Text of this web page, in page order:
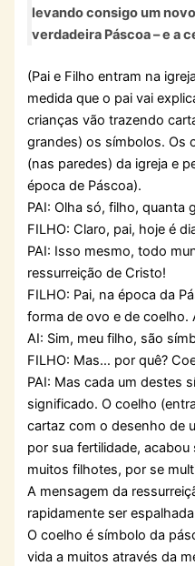
levando consigo um
verdadeira Páscoa – e a
(Pai e Filho entram na
medida que o pai vai
crianças vão trazendo
grandes) os símbolos. Os
(nas paredes) da igreja e
época de Páscoa).
PAI: Olha só, filho, quanta
FILHO: Claro, pai, hoje é
PAI: Isso mesmo, todo
ressurreição de Cristo!
FILHO: Pai, na época da
forma de ovo e de coelho.
AI: Sim, meu filho, são
FILHO: Mas… por quê?
PAI: Mas cada um destes
significado. O coelho
cartaz com o desenho de
por sua fertilidade,
muitos filhotes, por se
A mensagem da
rapidamente ser
O coelho é símbolo da
vida a muitos através da